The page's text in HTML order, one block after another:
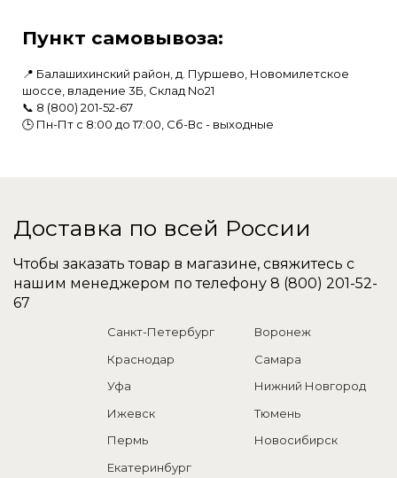
Пункт самовывоза:
📍 Балашихинский район, д. Пуршево, Новомилетское
шоссе, владение 3Б, Склад No21
📞 8 (800) 201-52-67
🕒 Пн-Пт с 8:00 до 17:00, Сб-Вс - выходные
Доставка по всей России
Чтобы заказать товар в магазине, свяжитесь с
нашим менеджером по телефону 8 (800) 201-52-
67
Санкт-Петербург
Воронеж
Краснодар
Самара
Уфа
Нижний Новгород
Ижевск
Тюмень
Пермь
Новосибирск
Екатеринбург